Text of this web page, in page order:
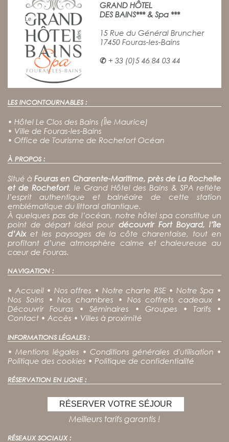
GRAND HÔTEL
DES BAINS*** & Spa ***
15 Rue du Général Bruncher
17450 Fouras-les-Bains
✆ + 33 (0)5 46 84 03 44
LES INCONTOURNABLES :
• Hôtel Le Clos des Bains (Île Maurice)
• Ville de Fouras-les-Bains
• Office de Tourisme de Rochefort Océan
À PROPOS :
Situé àFouras en Charente-Maritime, près de La Rochelle
et de Rochefort, le Grand Hôtel des Bains & SPA reflète
l’esprit authentique et balnéaire de cette station
emblématique du littoral atlantique.
À quelques pas de l’océan, notre hôtel spa constitue un
point de départ idéal pour découvrir Fort Boyard, l’île
d’Aixet les paysages de la côte charentaise, tout en
profitant d’une atmosphère calme et chaleureuse au
cœur de Fouras.
NAVIGATION :
• Accueil • Nos offres • Notre charte RSE • Notre Spa •
Nos Soins • Nos chambres • Nos coffrets cadeaux
•
Découvrir Fouras •Séminaires • Groupes • Tarifs
•
Contact • Accès • Villes à proximité
INFORMATIONS LÉGALES :
•Mentions légales •Conditions générales d'utilisation •
Politique des cookies • Politique de confidentialité
RÉSERVATION EN LIGNE :
RÉSERVER VOTRE SÉJOUR
Meilleurs tarifs garantis !
RÉSEAUX SOCIAUX :